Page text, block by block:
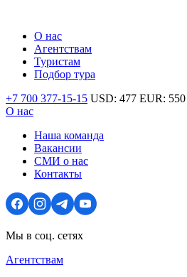
О нас
Агентствам
Туристам
Подбор тура
+7 700 377-15-15 USD: 477 EUR: 550
О нас
Наша команда
Вакансии
СМИ о нас
Контакты
Мы в соц. сетях
Агентствам